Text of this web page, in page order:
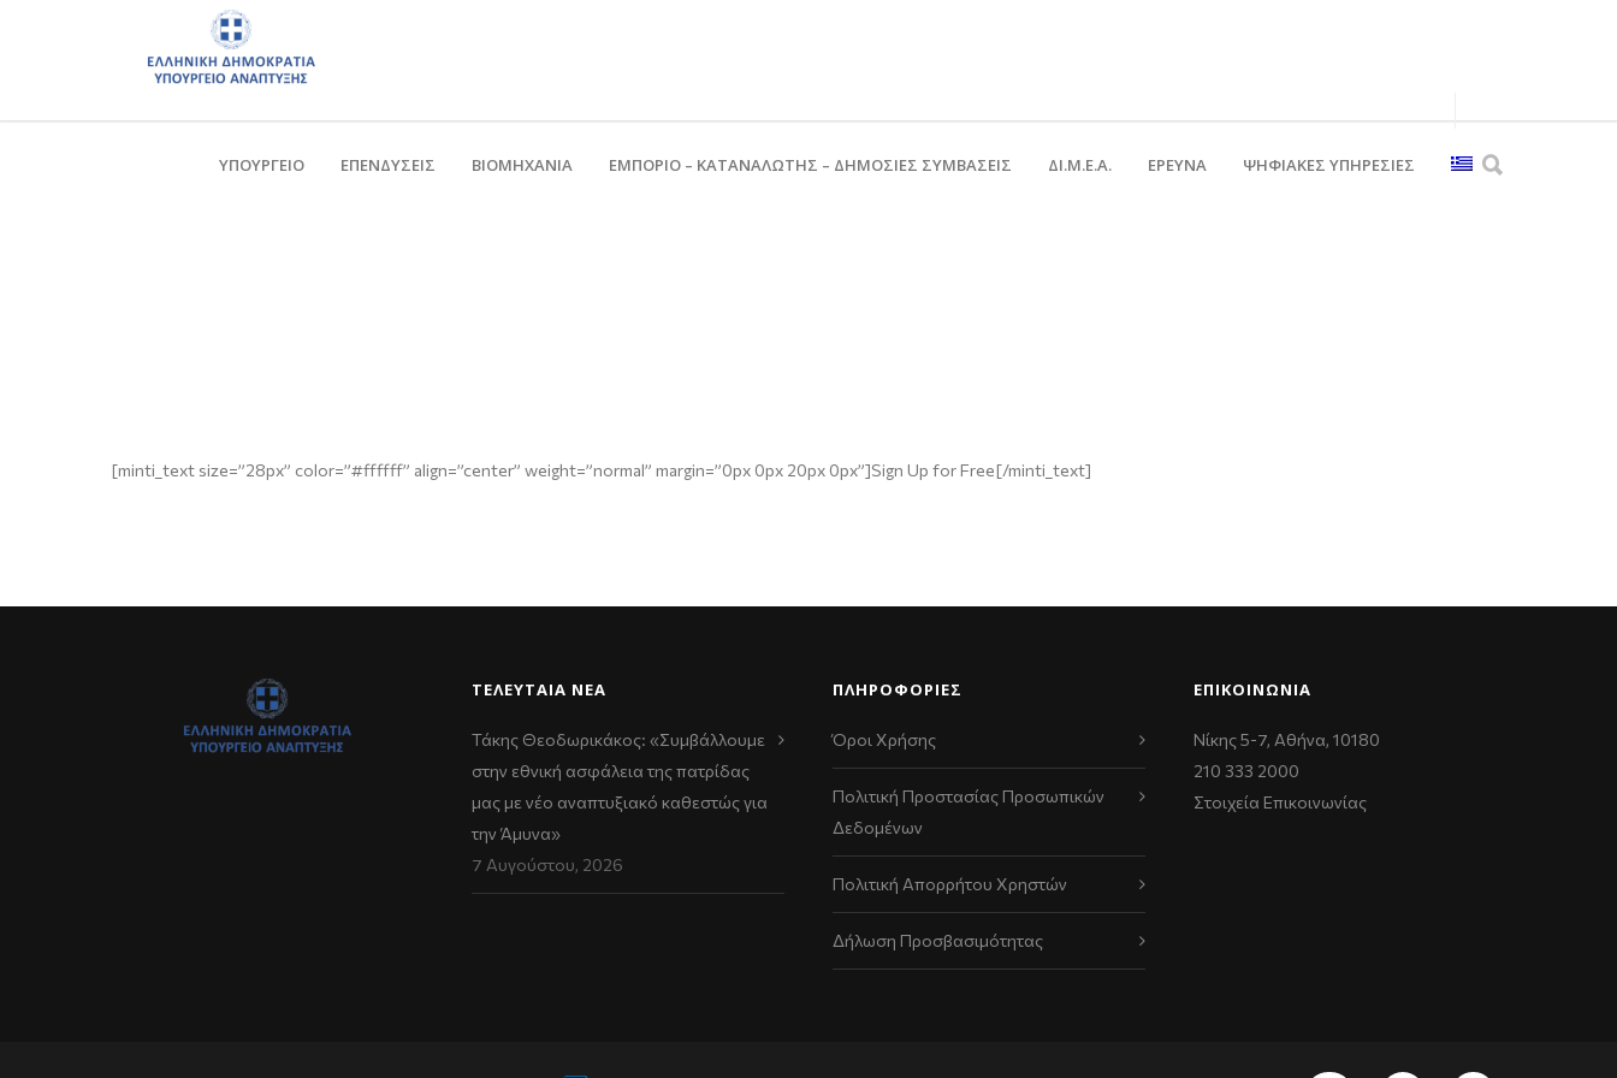
ΥΠΟΥΡΓΕΙΟ ΕΠΕΝΔΥΣΕΙΣ ΒΙΟΜΗΧΑΝΙΑ ΕΜΠΟΡΙΟ – ΚΑΤΑΝΑΛΩΤΗΣ – ΔΗΜΟΣΙΕΣ ΣΥΜΒΑΣΕΙΣ ΔΙ.Μ.Ε.Α. ΕΡΕΥΝΑ ΨΗΦΙΑΚΈΣ ΥΠΗΡΕΣΊΕΣ
[minti_text size=”28px” color=”#ffffff” align=”center” weight=”normal” margin=”0px 0px 20px 0px”]Sign Up for Free[/minti_text]
ΤΕΛΕΥΤΑΊΑ ΝΈΑ
Τάκης Θεοδωρικάκος: «Συμβάλλουμε
στην εθνική ασφάλεια της πατρίδας
μας με νέο αναπτυξιακό καθεστώς για
την Άμυνα»
7 Αυγούστου, 2026
ΠΛΗΡΟΦΟΡΙΕΣ
Όροι Χρήσης
Πολιτική Προστασίας Προσωπικών
Δεδομένων
Πολιτική Απορρήτου Χρηστών
Δήλωση Προσβασιμότητας
ΕΠΙΚΟΙΝΩΝΊΑ
Νίκης 5-7, Αθήνα, 10180
210 333 2000
Στοιχεία Επικοινωνίας